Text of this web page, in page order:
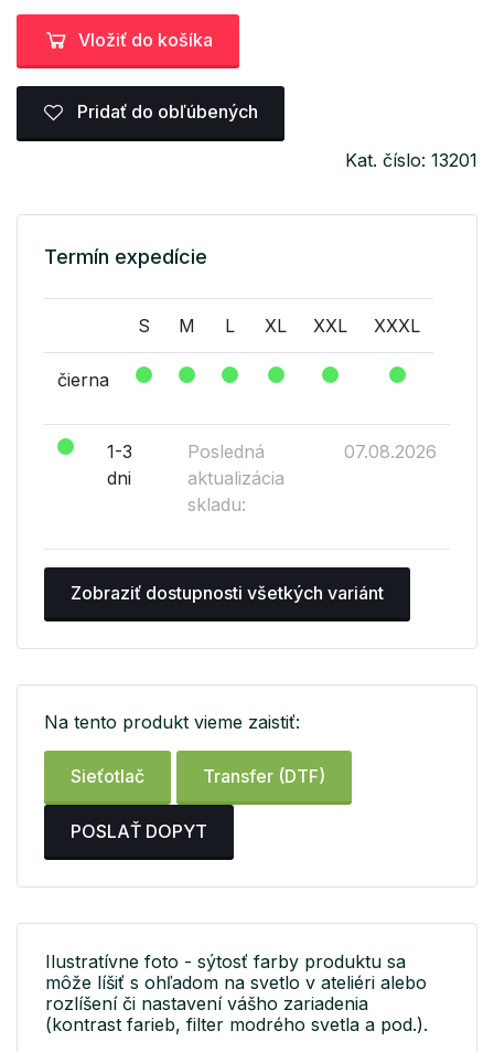
Vložiť do košíka
Pridať do obľúbených
Kat. číslo: 13201
Termín expedície
S M L XL XXL XXXL
čierna
1-3
dni
Posledná
aktualizácia
skladu:
07.08.2026
Zobraziť dostupnosti všetkých variánt
Na tento produkt vieme zaistiť:
Sieťotlač Transfer (DTF)
POSLAŤ DOPYT
Ilustratívne foto - sýtosť farby produktu sa
môže líšiť s ohľadom na svetlo v ateliéri alebo
rozlíšení či nastavení vášho zariadenia
(kontrast farieb, filter modrého svetla a pod.).